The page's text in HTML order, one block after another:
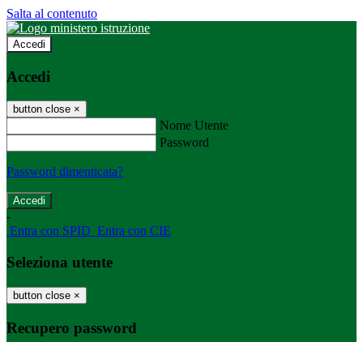
Salta al contenuto
Accedi
Accedi
button close ×
Nome Utente
Password
Password dimenticata?
-
Entra con SPID Entra con CIE
Seleziona utente
button close ×
Recupero password